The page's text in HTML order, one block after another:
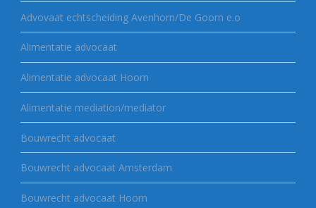
Advovaat echtscheiding Avenhorn/De Goorn e.o
Alimentatie advocaat
Alimentatie advocaat Hoorn
Alimentatie mediation/mediator
Bouwrecht advocaat
Bouwrecht advocaat Amsterdam
Bouwrecht advocaat Hoorn